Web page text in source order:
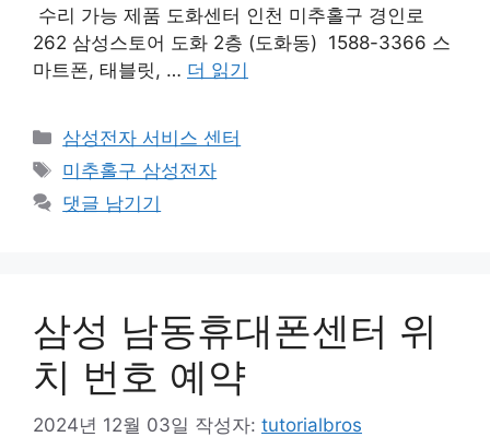
수리 가능 제품 도화센터 인천 미추홀구 경인로
262 삼성스토어 도화 2층 (도화동) 1588-3366 스
마트폰, 태블릿, … 더 읽기
카
테
리
삼성전자 서비스 센터
태
그
미추홀구 삼성전자
댓글 남기기
삼성 남동휴대폰센터 위
치 번호 예약
2024년 12월 03일 작성자: tutorialbros